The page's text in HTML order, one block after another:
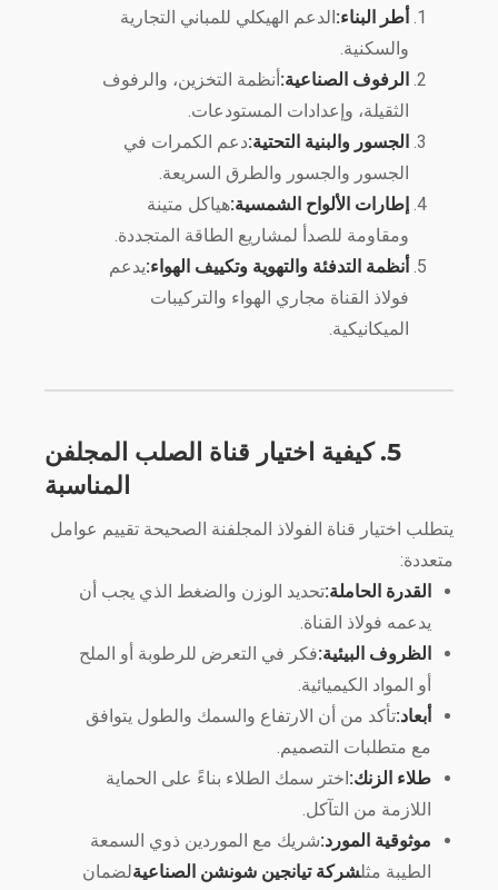
أطر البناء: الدعم الهيكلي للمباني التجارية
والسكنية.
الرفوف الصناعية:أنظمة التخزين، والرفوف
الثقيلة، وإعدادات المستودعات.
الجسور والبنية التحتية:دعم الكمرات في
الجسور والجسور والطرق السريعة.
إطارات الألواح الشمسية:هياكل متينة
ومقاومة للصدأ لمشاريع الطاقة المتجددة.
أنظمة التدفئة والتهوية وتكييف الهواء:يدعم
فولاذ القناة مجاري الهواء والتركيبات
الميكانيكية.
5. كيفية اختيار قناة الصلب المجلفن
المناسبة
يتطلب اختيار قناة الفولاذ المجلفنة الصحيحة تقييم عوامل
متعددة:
القدرة الحاملة:تحديد الوزن والضغط الذي يجب أن
يدعمه فولاذ القناة.
الظروف البيئية:فكر في التعرض للرطوبة أو الملح
أو المواد الكيميائية.
أبعاد:
تأكد من أن الارتفاع والسمك والطول يتوافق
مع متطلبات التصميم.
طلاء الزنك:اختر سمك الطلاء بناءً على الحماية
اللازمة من التآكل.
موثوقية المورد:شريك مع الموردين ذوي السمعة
الطيبة مثلشركة تيانجين شونشن الصناعيةلضمان